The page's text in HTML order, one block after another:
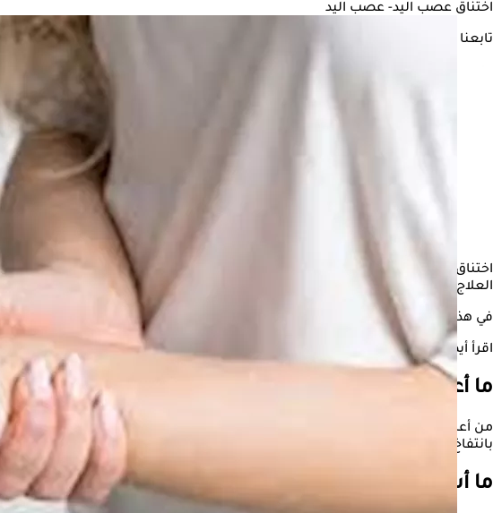
اختناق عصب اليد- عصب اليد
تابعنا على
اختناق
هو حالة شائعة تحدث نتيجة ضغط العصب الأوسط في المعصم،
العلاج؟
في هذه السطور، يستعرض "الكونسلتو" أسباب اختناق عصب اليد اليمنى وطرق
اقرأ أيضًا:تنميل اصابع اليد فجأة- طبيب يحذر: قد تكون مصابًا بهذه الأمراض
ما أعراض اختناق عصب اليد؟
من أعراض اختناق عصب اليد تنميل الأصابع خاصة الثلاث أصابع الأوسط باليد، وقد
بانتفاخ في الأصابع رغم عدم وجود تورم مرئي.
ما أسباب اختناق عصب اليد؟